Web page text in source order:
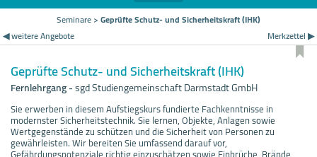
Seminare>Geprüfte Schutz- und Sicherheitskraft (IHK)
◀ weitere Angebote
Merkzettel ▶
Geprüfte Schutz- und Sicherheitskraft (IHK)
Fernlehrgang-sgd Studiengemeinschaft Darmstadt GmbH
Sie erwerben in diesem Aufstiegskurs fundierte Fachkenntnisse in
modernster Sicherheitstechnik. Sie lernen, Objekte, Anlagen sowie
Wertgegenstände zu schützen und die Sicherheit von Personen zu
gewährleisten. Wir bereiten Sie umfassend darauf vor,